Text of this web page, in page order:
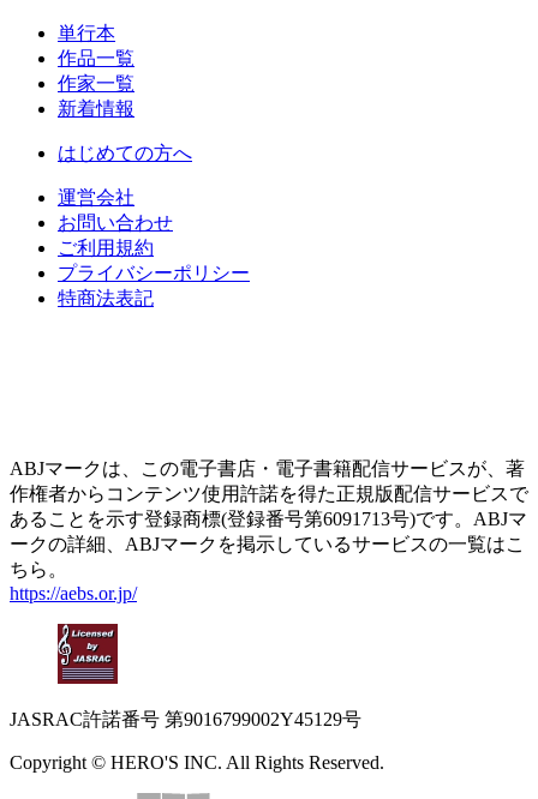
単行本
作品一覧
作家一覧
新着情報
はじめての方へ
運営会社
お問い合わせ
ご利用規約
プライバシーポリシー
特商法表記
ABJマークは、この電子書店・電子書籍配信サービスが、著
作権者からコンテンツ使用許諾を得た正規版配信サービスで
あることを示す登録商標(登録番号第6091713号)です。ABJマ
ークの詳細、ABJマークを掲示しているサービスの一覧はこ
ちら。
https://aebs.or.jp/
JASRAC許諾番号 第9016799002Y45129号
Copyright © HERO'S INC. All Rights Reserved.